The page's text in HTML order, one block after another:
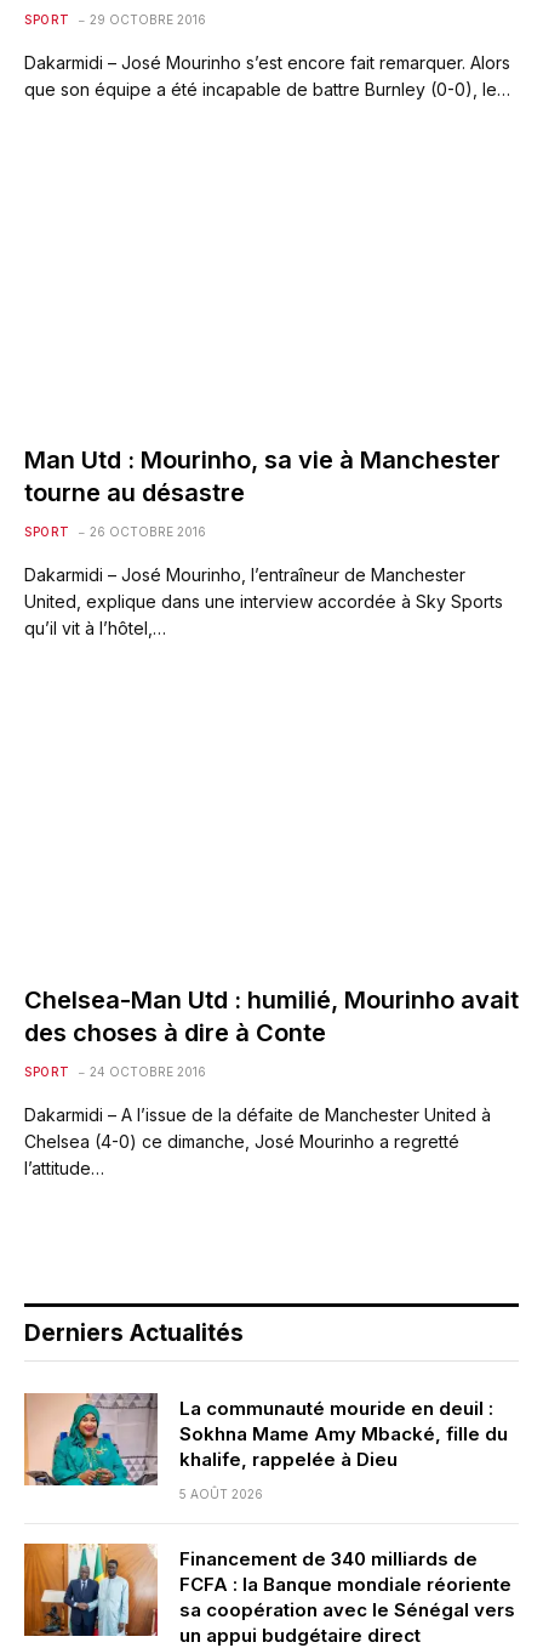
SPORT 29 OCTOBRE 2016
Dakarmidi – José Mourinho s’est encore fait remarquer. Alors
que son équipe a été incapable de battre Burnley (0-0), le…
Man Utd : Mourinho, sa vie à Manchester
tourne au désastre
SPORT 26 OCTOBRE 2016
Dakarmidi – José Mourinho, l’entraîneur de Manchester
United, explique dans une interview accordée à Sky Sports
qu’il vit à l’hôtel,…
Chelsea-Man Utd : humilié, Mourinho avait
des choses à dire à Conte
SPORT 24 OCTOBRE 2016
Dakarmidi – A l’issue de la défaite de Manchester United à
Chelsea (4-0) ce dimanche, José Mourinho a regretté
l’attitude…
Derniers Actualités
La communauté mouride en deuil :
Sokhna Mame Amy Mbacké, fille du
khalife, rappelée à Dieu
5 AOÛT 2026
Financement de 340 milliards de
FCFA : la Banque mondiale réoriente
sa coopération avec le Sénégal vers
un appui budgétaire direct